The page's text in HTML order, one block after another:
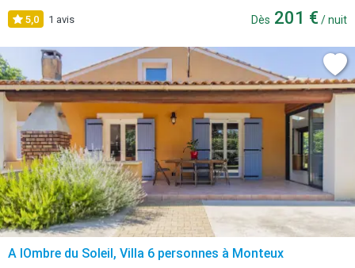
5,0 1 avis Dès 201 € / nuit
A lOmbre du Soleil, Villa 6 personnes à Monteux